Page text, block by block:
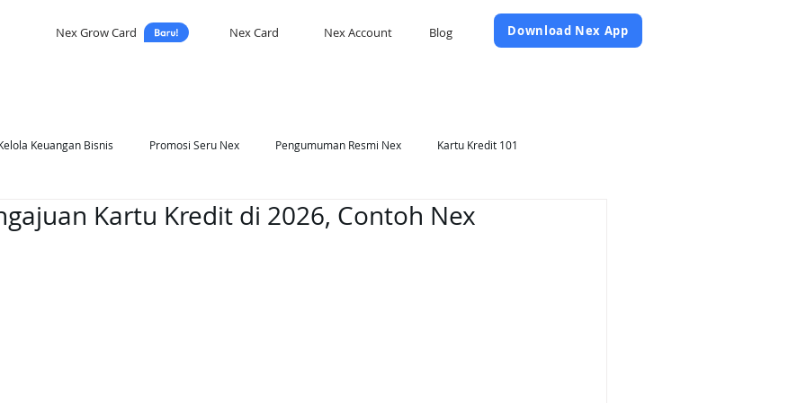
Daftar Sekarang
Nex Grow Card Nex Card Nex Account Blog Download Nex App
Keuangan Bisnis Promosi Seru Nex Pengumuman Resmi Nex Kartu Kredit 101
Nex Self Development
Kartu Kredit di 2026, Contoh Nex